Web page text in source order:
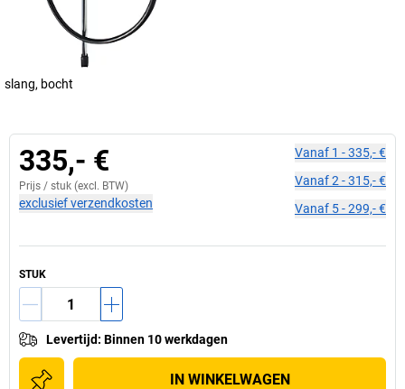
slang, bocht
335,- €
Prijs / stuk (excl. BTW)
exclusief verzendkosten
Vanaf 1 -335,- €
Vanaf2 -315,- €
Vanaf 5-299,- €
STUK
Levertijd: Binnen 10 werkdagen
IN WINKELWAGEN